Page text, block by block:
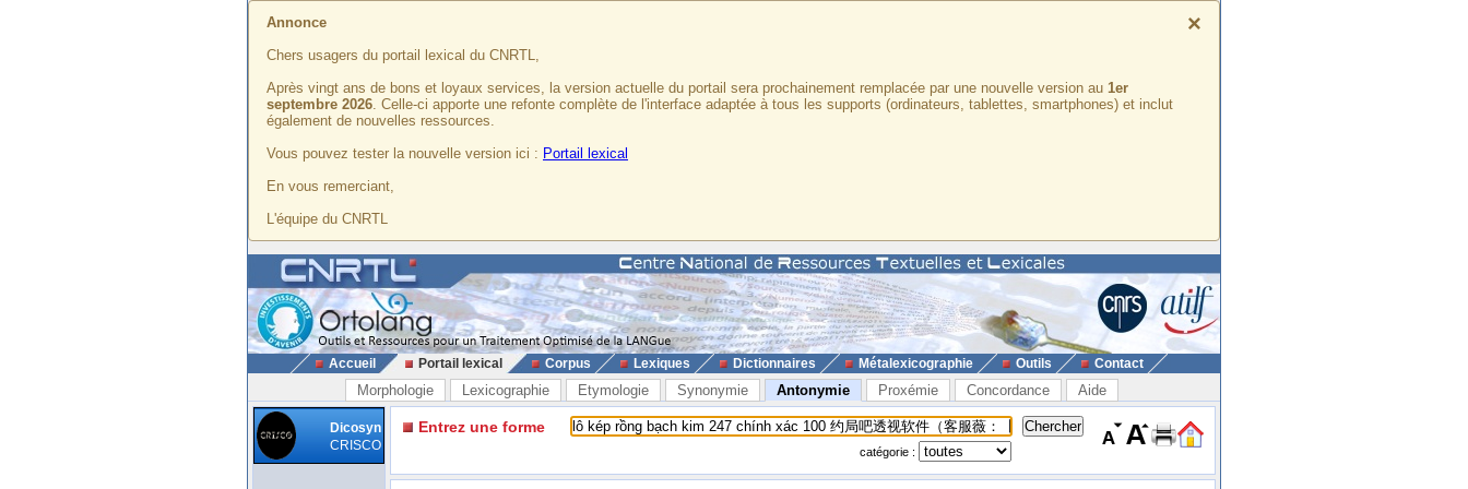
×
Annonce
Chers usagers du portail lexical du CNRTL,
Après vingt ans de bons et loyaux services, la version actuelle du portail sera prochainement remplacée par une nouvelle version au 1er
septembre 2026. Celle-ci apporte une refonte complète de l'interface adaptée à tous les supports (ordinateurs, tablettes, smartphones) et inclut
également de nouvelles ressources.
Vous pouvez tester la nouvelle version ici : Portail lexical
En vous remerciant,
L'équipe du CNRTL
Accueil Portail lexical Corpus Lexiques Dictionnaires Métalexicographie Outils Contact
Morphologie Lexicographie Etymologie Synonymie Antonymie Proxémie Concordance Aide
Dicosyn
CRISCO
Entrez une forme
catégorie :